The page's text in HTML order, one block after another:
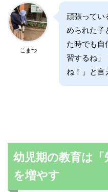
こまつ
頑張ってい
められた子
た時でも自
習するね」
ね！」と言
幼児期の教育は「
を増やす